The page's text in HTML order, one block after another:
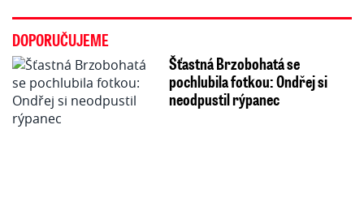
DOPORUČUJEME
Šťastná Brzobohatá se
pochlubila fotkou: Ondřej si
neodpustil rýpanec